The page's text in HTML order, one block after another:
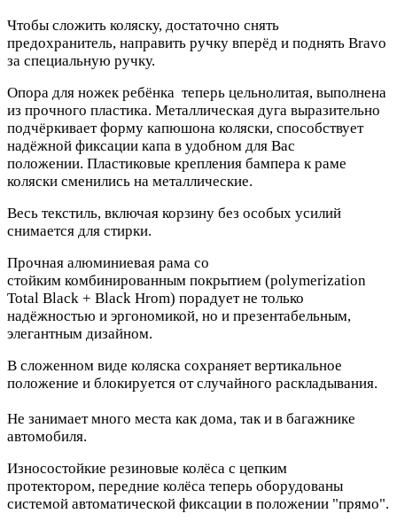
Чтобы сложить коляску, достаточно снять
предохранитель, направить ручку вперёд и поднять Bravo
за специальную ручку.
Опора для ножек ребёнка теперь цельнолитая, выполнена
из прочного пластика. Металлическая дуга выразительно
подчёркивает форму капюшона коляски, способствует
надёжной фиксации капа в удобном для Вас
положении. Пластиковые крепления бампера к раме
коляски сменились на металлические.
Весь текстиль, включая корзину без особых усилий
снимается для стирки.
Прочная алюминиевая рама со
стойким комбинированным покрытием (polymerization
Total Black + Black Hrom) порадует не только
надёжностью и эргономикой, но и презентабельным,
элегантным дизайном.
В сложенном виде коляска сохраняет вертикальное
положение и блокируется от случайного раскладывания.
Не занимает много места как дома, так и в багажнике
автомобиля.
Износостойкие резиновые колёса с цепким
протектором, передние колёса теперь оборудованы
системой автоматической фиксации в положении "прямо".